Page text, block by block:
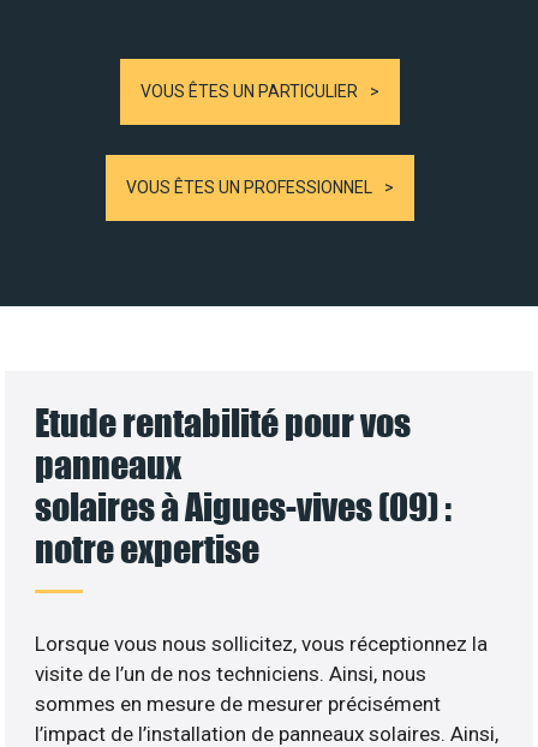
VOUS ÊTES UN PARTICULIER
VOUS ÊTES UN PROFESSIONNEL
Etude rentabilité pour vos
panneaux
solaires à Aigues-vives (09) :
notre expertise
Lorsque vous nous sollicitez, vous réceptionnez la
visite de l’un de nos techniciens. Ainsi, nous
sommes en mesure de mesurer précisément
l’impact de l’installation de panneaux solaires. Ainsi,